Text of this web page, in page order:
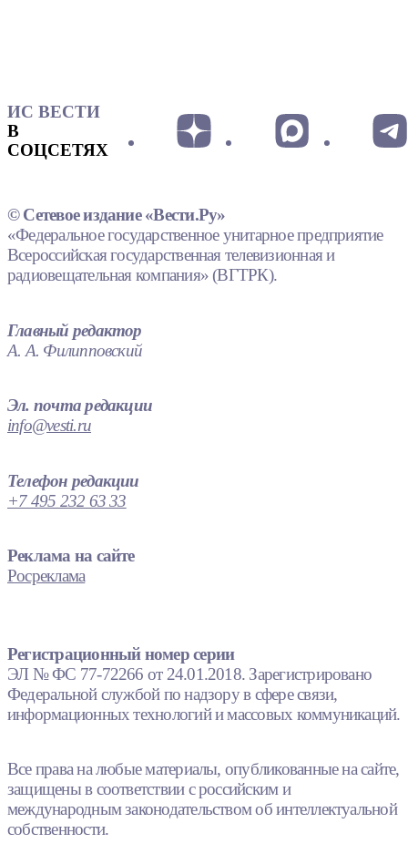
ИС ВЕСТИ
В
СОЦСЕТЯХ
© Сетевое издание «Вести.Ру»
«Федеральное государственное унитарное предприятие
Всероссийская государственная телевизионная и
радиовещательная компания» (ВГТРК).
Главный редактор
А. А. Филипповский
Эл. почта редакции
info@vesti.ru
Телефон редакции
+7 495 232 63 33
Реклама на сайте
Росреклама
Регистрационный номер серии
ЭЛ № ФС 77-72266 от 24.01.2018. Зарегистрировано
Федеральной службой по надзору в сфере связи,
информационных технологий и массовых коммуникаций.
Все права на любые материалы, опубликованные на сайте,
защищены в соответствии с российским и
международным законодательством об интеллектуальной
собственности.